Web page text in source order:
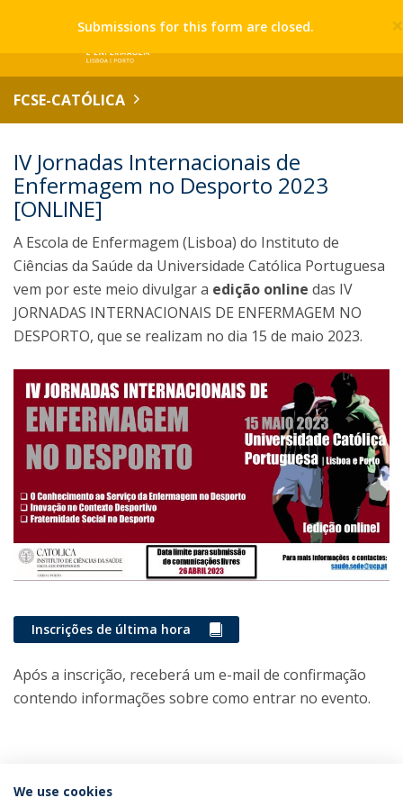
×
Submissions for this form are closed.
FCSE-CATÓLICA
IV Jornadas Internacionais de
Enfermagem no Desporto 2023
[ONLINE]
A Escola de Enfermagem (Lisboa) do Instituto de
Ciências da Saúde da Universidade Católica Portuguesa
vem por este meio divulgar a edição online das IV
JORNADAS INTERNACIONAIS DE ENFERMAGEM NO
DESPORTO, que se realizam no dia 15 de maio 2023.
Inscrições de última hora
Após a inscrição, receberá um e-mail de confirmação
contendo informações sobre como entrar no evento.
We use cookies